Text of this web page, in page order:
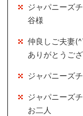
ジャパニーズ
谷様
仲良しご夫妻
ありがとうご
ジャパニーズ
ジャパニーズ
お二人